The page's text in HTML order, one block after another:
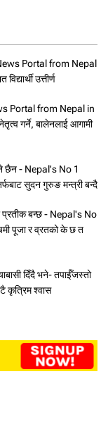
Portal from Nepal
उत्तीर्ण
Portal from Nepal in
गर्ने, बालेनलाई आगामी
छैन - Nepal's No 1
सुदन गुरुङ मन्त्री बन्दै
प्रतीक बन्छ - Nepal's No
पूजा र व्रतको के छ त
दिँदै भने- तपाईँजस्तो
कृत्रिम श्वास